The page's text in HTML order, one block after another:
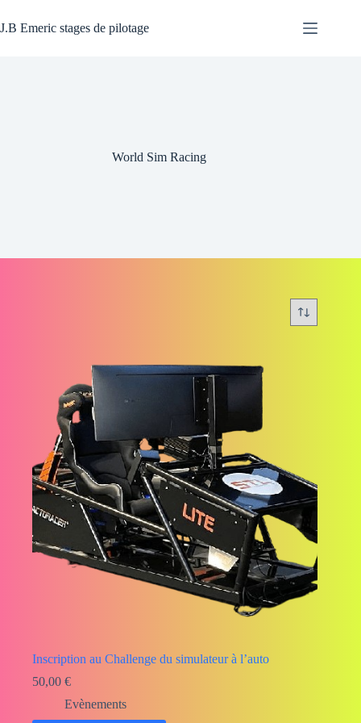
au
contenu
J.B Emeric stages de pilotage
World Sim Racing
Inscription au Challenge du simulateur à l’auto
50,00 €
Evènements